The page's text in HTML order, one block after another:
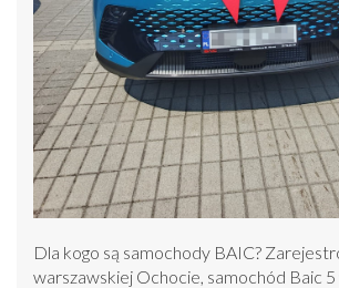
Dla kogo są samochody BAIC?
warszawskiej Ochocie, samochód Baic